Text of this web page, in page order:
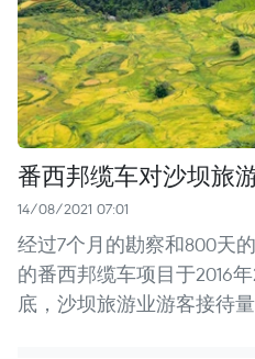
番西邦缆车对沙坝旅
14/08/2021 07:01
经过7个月的勘察和800天
的番西邦缆车项目于2016
底，沙坝旅游业游客接待量